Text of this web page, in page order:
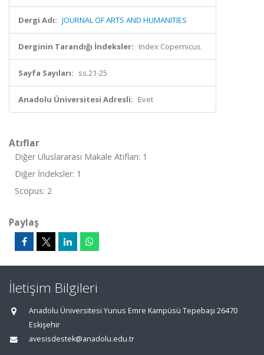
Dergi Adı: JOURNAL OF ARTS AND HUMANITIES
Derginin Tarandığı İndeksler: Index Copernicus
Sayfa Sayıları: ss.21-25
Anadolu Üniversitesi Adresli: Evet
Atıflar
Diğer Uluslararası Makale Atıfları: 1
Diğer İndeksler: 1
Scopus: 2
Paylaş
İletişim Bilgileri
Anadolu Üniversitesi Yunus Emre Kampüsü Tepebaşı 26470
Eskişehir
avesisdestek@anadolu.edu.tr